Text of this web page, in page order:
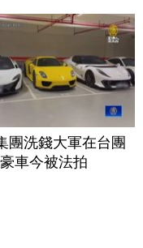
團洗錢大軍在台團
車今被法拍